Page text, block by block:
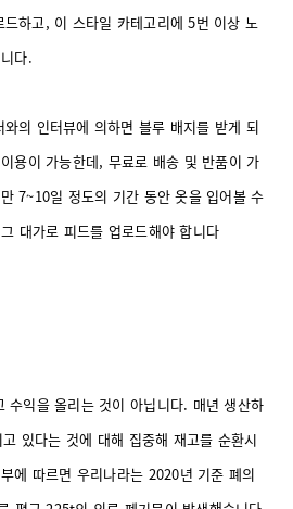
하고, 이 스타일 카테고리에 5번 이상 노
다.
의 인터뷰에 의하면 블루 배지를 받게 되
용이 가능한데, 무료로 배송 및 반품이 가
7~10일 정도의 기간 동안 옷을 입어볼 수
대가로 피드를 업로드해야 합니다
수익을 올리는 것이 아닙니다. 매년 생산하
있다는 것에 대해 집중해 재고를 순환시
에 따르면 우리나라는 2020년 기준 폐의